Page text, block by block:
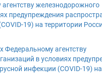
железнодорожного
предупреждения
19) на территории
Федеральному агентству
в условиях
инфекции (COVID-19) на